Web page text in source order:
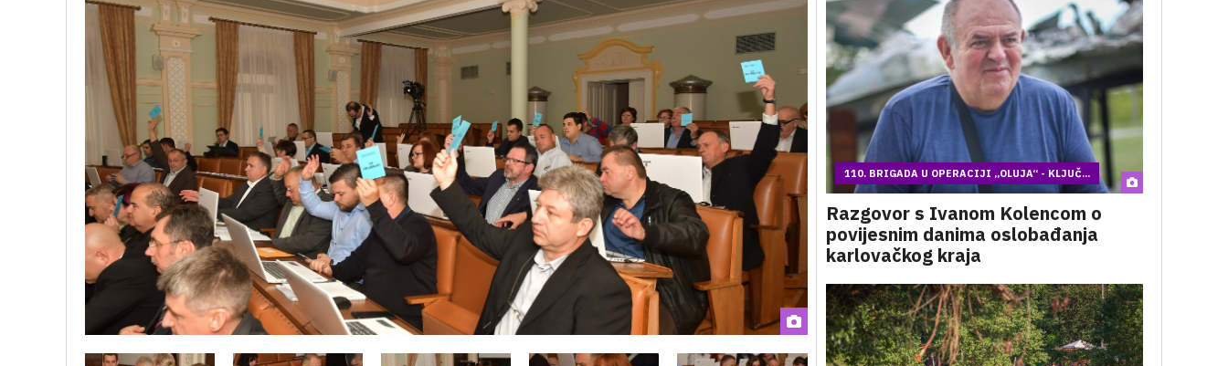
110. BRIGADA U OPERACIJI „OLUJA“ - KLJUČ...
Razgovor s Ivanom Kolencom o
povijesnim danima oslobađanja
karlovačkog kraja